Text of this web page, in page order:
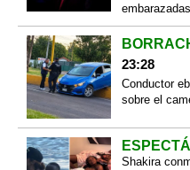
embarazadas
23:28
Conductor
sobre el
Shakira